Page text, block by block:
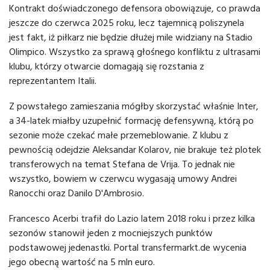
Kontrakt doświadczonego defensora obowiązuje, co prawda
jeszcze do czerwca 2025 roku, lecz tajemnicą poliszynela
jest fakt, iż piłkarz nie będzie dłużej mile widziany na Stadio
Olimpico. Wszystko za sprawą głośnego konfliktu z ultrasami
klubu, którzy otwarcie domagają się rozstania z
reprezentantem Italii.
Z powstałego zamieszania mógłby skorzystać właśnie Inter,
a 34-latek miałby uzupełnić formację defensywną, którą po
sezonie może czekać małe przemeblowanie. Z klubu z
pewnością odejdzie Aleksandar Kolarov, nie brakuje też plotek
transferowych na temat Stefana de Vrija. To jednak nie
wszystko, bowiem w czerwcu wygasają umowy Andrei
Ranocchi oraz Danilo D'Ambrosio.
Francesco Acerbi trafił do Lazio latem 2018 roku i przez kilka
sezonów stanowił jeden z mocniejszych punktów
podstawowej jedenastki. Portal transfermarkt.de wycenia
jego obecną wartość na 5 mln euro.